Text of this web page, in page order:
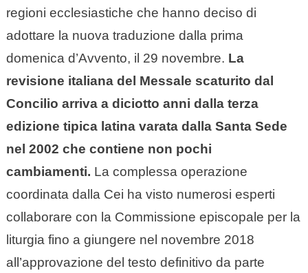
regioni ecclesiastiche che hanno deciso di
adottare la nuova traduzione dalla prima
domenica d’Avvento, il 29 novembre. La
revisione italiana del Messale scaturito dal
Concilio arriva a diciotto anni dalla terza
edizione tipica latina varata dalla Santa Sede
nel 2002 che contiene non pochi
cambiamenti. La complessa operazione
coordinata dalla Cei ha visto numerosi esperti
collaborare con la Commissione episcopale per la
liturgia fino a giungere nel novembre 2018
all’approvazione del testo definitivo da parte